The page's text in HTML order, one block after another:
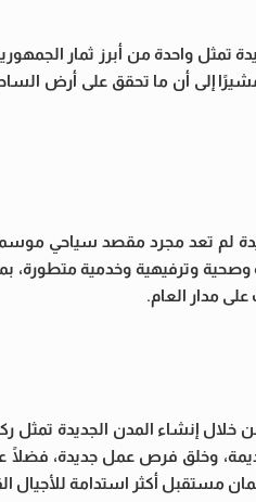
تمثل واحدة من أبرز ثمار
إلى أن ما تحقق على أرض
لم تعد مجرد مقصد سياحي
وترفيهية وخدمية
مدار العام.
خلال إنشاء المدن الجديدة تمثل
وخلق فرص عمل جديدة، فضلًا
مستقبل أكثر استدامة للأجيال